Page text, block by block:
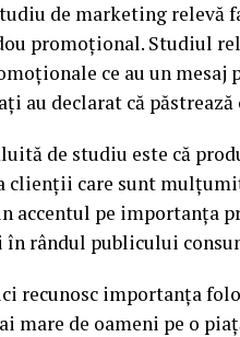
de marketing relevă
promoțional. Studiul
ce au un
au declarat că
de studiu este că
clienții care sunt
accentul pe importanța
rândul publicului
recunosc importanța
mare de oameni pe o